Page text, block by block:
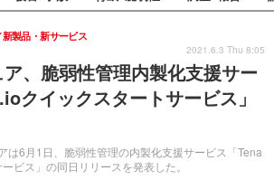
、脆弱性管理内製化支援サー
クイックスタートサービス」
は6月1日、脆弱性管理の内製化支援サービス「Tena
ビス」の同日リリースを発表した。
新製品・新サービス
2021.6.3 Thu 8:05